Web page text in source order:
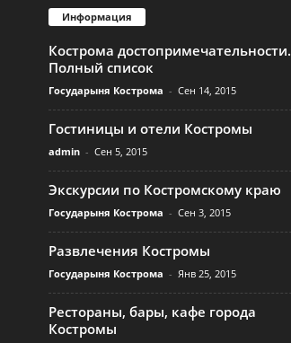
Информация
Кострома достопримечательности.
Полный список
Государыня Кострома - Сен 14, 2015
Гостиницы и отели Костромы
admin - Сен 5, 2015
Экскурсии по Костромскому краю
Государыня Кострома - Сен 3, 2015
Развлечения Костромы
Государыня Кострома - Янв 25, 2015
Рестораны, бары, кафе города
Костромы